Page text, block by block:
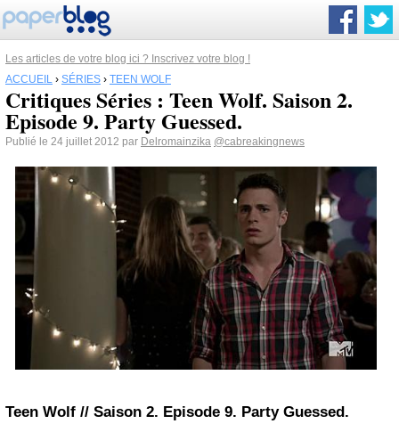
Les articles de votre blog ici ? Inscrivez votre blog !
ACCUEIL › SÉRIES › TEEN WOLF
Critiques Séries : Teen Wolf. Saison 2.
Episode 9. Party Guessed.
Publié le 24 juillet 2012 par Delromainzika @cabreakingnews
Teen Wolf // Saison 2. Episode 9. Party Guessed.